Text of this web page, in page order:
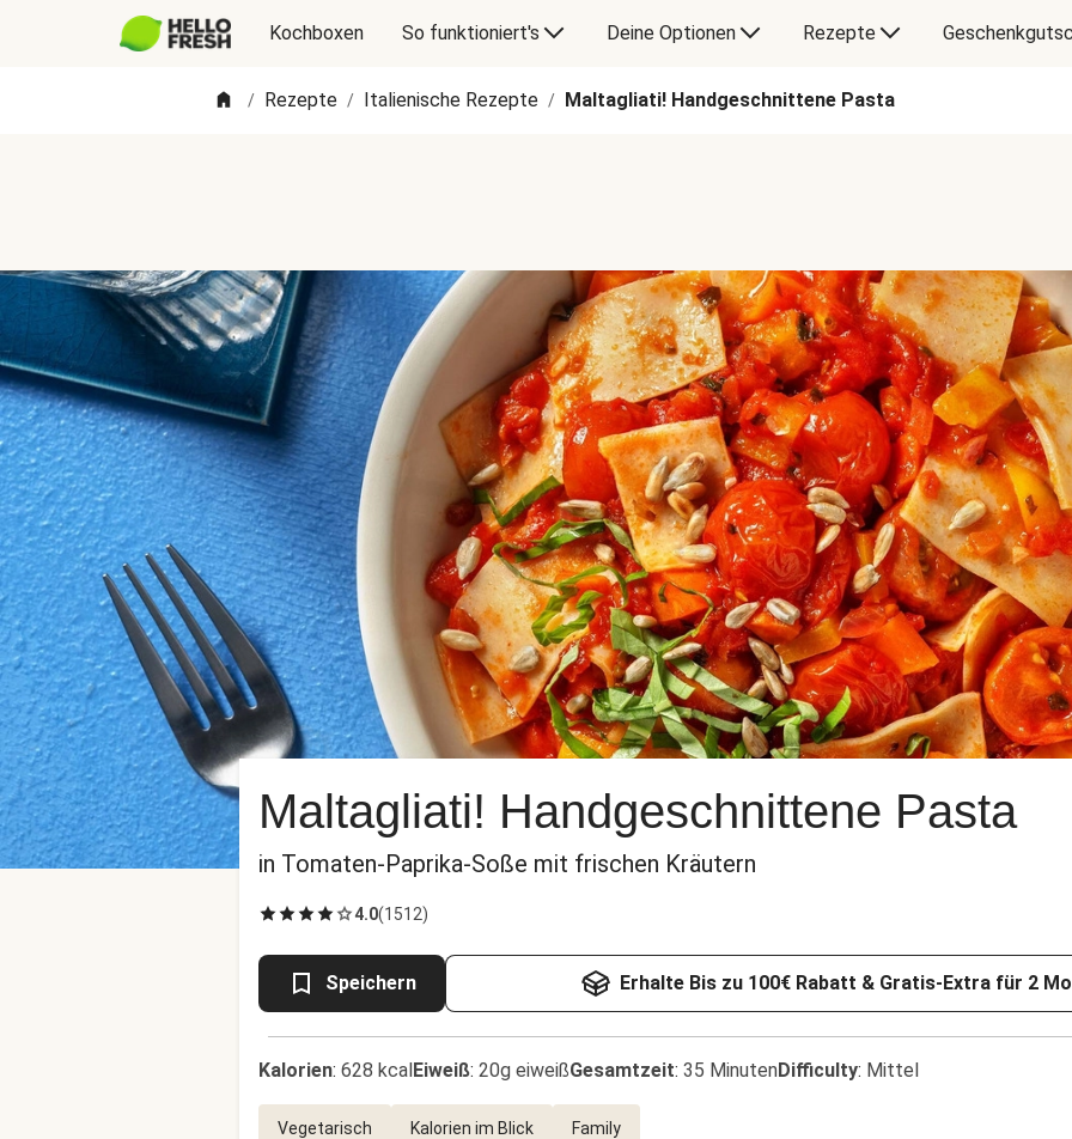
Kochboxen So funktioniert's Deine Optionen Rezepte
/ Rezepte / Italienische Rezepte / Maltagliati! Handgeschnittene Pasta
Maltagliati! Handgeschnittene Pasta
in Tomaten-Paprika-Soße mit frischen Kräutern
4.0(1512)
Speichern Erhalte Bis zu 100€ Rabatt & Gratis-Extra für 2
Kalorien: 628 kcalEiweiß: 20g eiweißGesamtzeit: 35 MinutenDifficulty: Mittel
Vegetarisch Kalorien im Blick Family